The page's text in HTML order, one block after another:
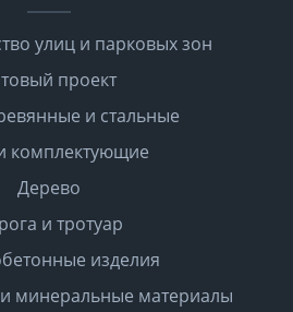
улиц и парковых зон
проект
и стальные
комплектующие
Дерево
и тротуар
изделия
минеральные материалы